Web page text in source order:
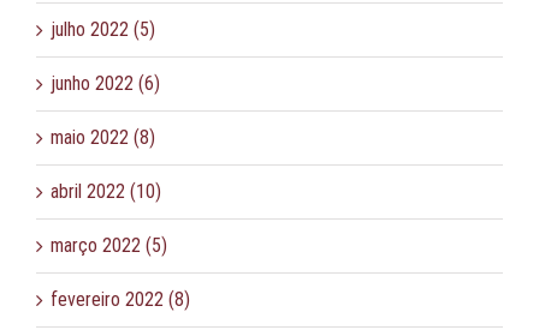
julho 2022 (5)
junho 2022 (6)
maio 2022 (8)
abril 2022 (10)
março 2022 (5)
fevereiro 2022 (8)